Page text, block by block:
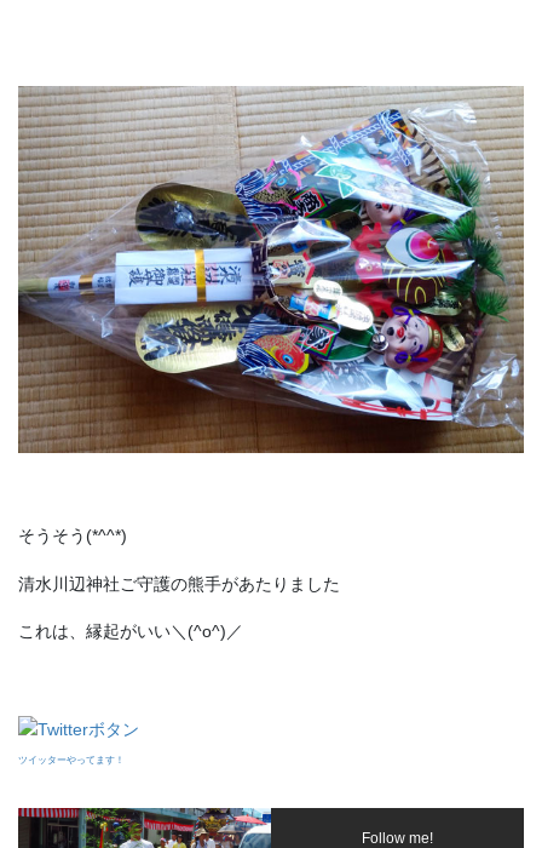
そうそう(*^^*)
清水川辺神社ご守護の熊手があたりました
これは、縁起がいい＼(^o^)／
ツイッターやってます！
Follow me!